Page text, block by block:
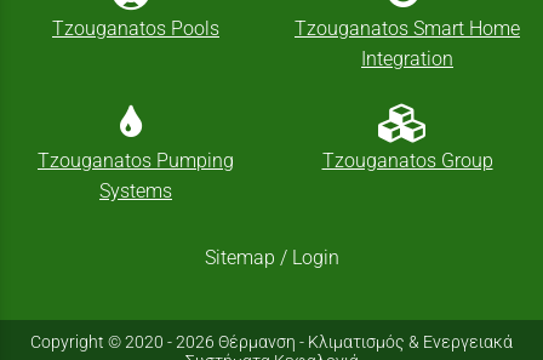
Tzouganatos Pools
Tzouganatos Smart Home
Integration
Tzouganatos Pumping
Systems
Tzouganatos Group
Sitemap / Login
Copyright © 2020 - 2026 Θέρμανση - Κλιματισμός & Ενεργειακά